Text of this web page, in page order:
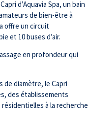
d’Aquavia Spa, un bain
de bien-être à
offre un circuit
et 10 buses d’air.
en profondeur qui
de diamètre, le Capri
des établissements
à la recherche